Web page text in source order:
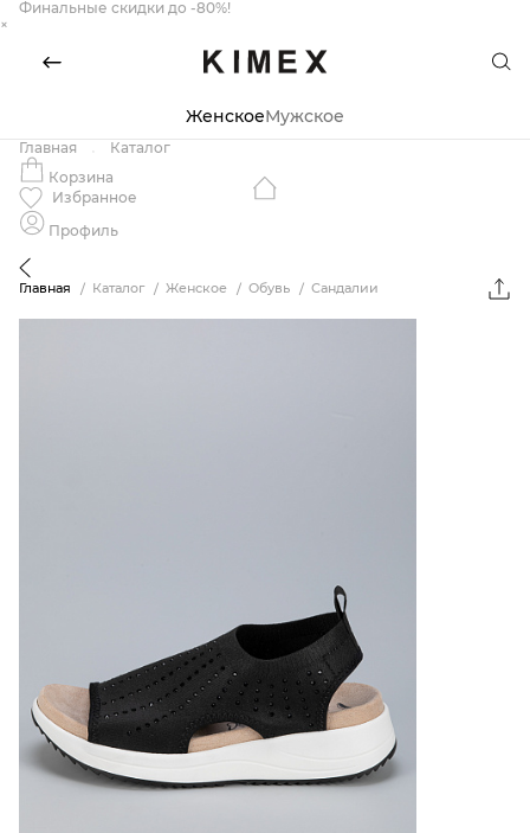
Финальные скидки до -80%!
×
ЖенскоеМужское
Главная
Каталог
Корзина
Избранное
Профиль
Главная Каталог Женское Обувь Сандалии